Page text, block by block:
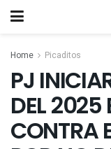
Home Picaditos
PJ
DEL 2025
CONTRA